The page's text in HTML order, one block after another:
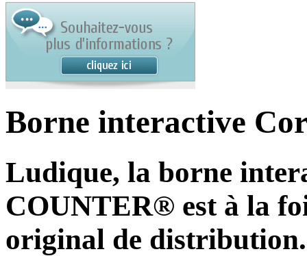
Borne interactive
Ludique, la borne
COUNTER® est à la
original de distribution.